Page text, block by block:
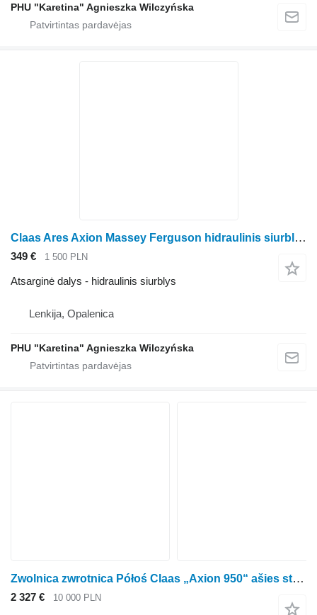
PHU "Karetina" Agnieszka Wilczyńska
Claas Ares Axion Massey Ferguson hidraulinis siurblys ratinio traktoriaus Massey Ferguson Ares Axion
349 € 1 500 PLN
Atsarginė dalys - hidraulinis siurblys
Lenkija, Opalenica
PHU "Karetina" Agnieszka Wilczyńska
Zwolnica zwrotnica Półoś Claas „Axion 950“ ašies stebulė ratinio traktoriaus Claas Axion 950
2 327 € 10 000 PLN